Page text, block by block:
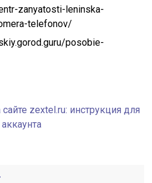
zanyatosti-leninska-
telefonov/
posobie-
zextel.ru: инструкция для